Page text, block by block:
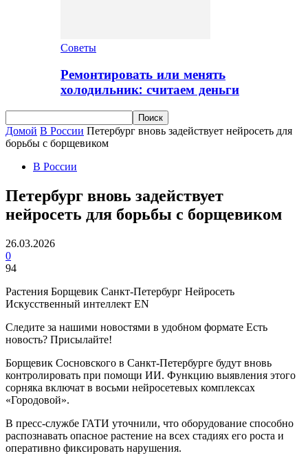
Советы
Ремонтировать или менять
холодильник: считаем деньги
Домой В России Петербург вновь задействует нейросеть для
борьбы с борщевиком
В России
Петербург вновь задействует
нейросеть для борьбы с борщевиком
26.03.2026
0
94
Растения Борщевик Санкт-Петербург Нейросеть
Искусственный интеллект EN
Следите за нашими новостями в удобном формате Есть
новость? Присылайте!
Борщевик Сосновского в Санкт-Петербурге будут вновь
контролировать при помощи ИИ. Функцию выявления этого
сорняка включат в восьми нейросетевых комплексах
«Городовой».
В пресс-службе ГАТИ уточнили, что оборудование способно
распознавать опасное растение на всех стадиях его роста и
оперативно фиксировать нарушения.